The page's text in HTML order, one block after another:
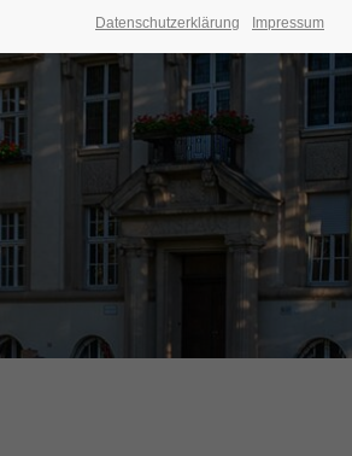
Datenschutzerklärung Impressum